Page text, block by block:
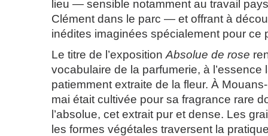
lieu — sensible notamment au travail
Clément dans le parc — et offrant à
inédites imaginées spécialement pour ce
Le titre de l’exposition Absolue de rose
vocabulaire de la parfumerie, à l’essence
patiemment extraite de la fleur. À
mai était cultivée pour sa fragrance rare
l’absolue, cet extrait pur et dense. Les
les formes végétales traversent la